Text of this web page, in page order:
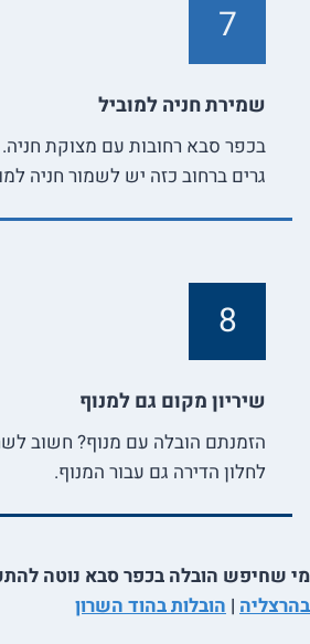
7
שמירת חניה למוביל
בכפר סבא רחובות עם מצוקת
גרים ברחוב כזה יש לשמור חניה
8
שיריון מקום גם למנוף
הזמנתם הובלה עם מנוף? חשוב
לחלון הדירה גם עבור המנוף.
מי שחיפש הובלה בכפר סבא נוטה
בהרצליה | הובלות בהוד השרון